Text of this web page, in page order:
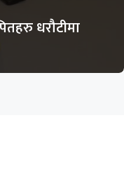
धरौटीमा